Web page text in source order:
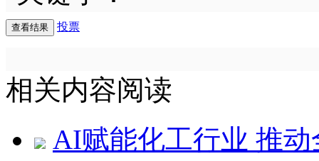
投票
相关内容阅读
AI赋能化工行业 推